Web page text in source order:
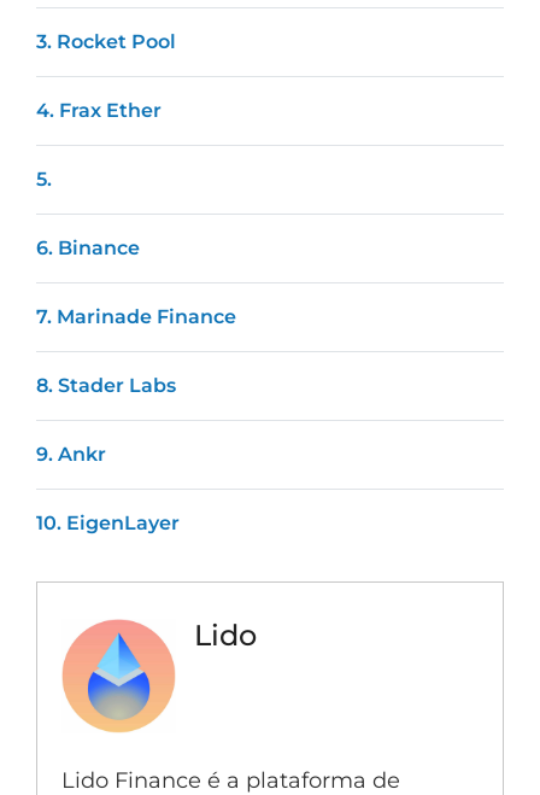
3. Rocket Pool
4. Frax Ether
5.
6. Binance
7. Marinade Finance
8. Stader Labs
9. Ankr
10. EigenLayer
Lido
Lido Finance é a plataforma de